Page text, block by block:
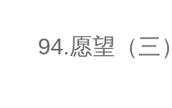
94.愿望（三）